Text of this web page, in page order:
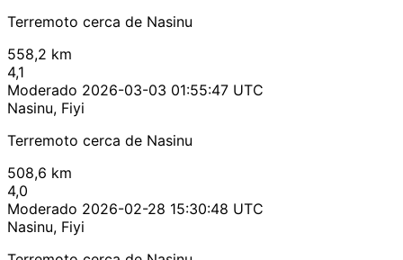
Terremoto cerca de Nasinu
558,2 km
4,1
Moderado 2026-03-03 01:55:47 UTC
Nasinu, Fiyi
Terremoto cerca de Nasinu
508,6 km
4,0
Moderado 2026-02-28 15:30:48 UTC
Nasinu, Fiyi